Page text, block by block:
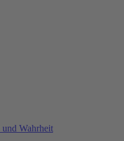
Wahrheit